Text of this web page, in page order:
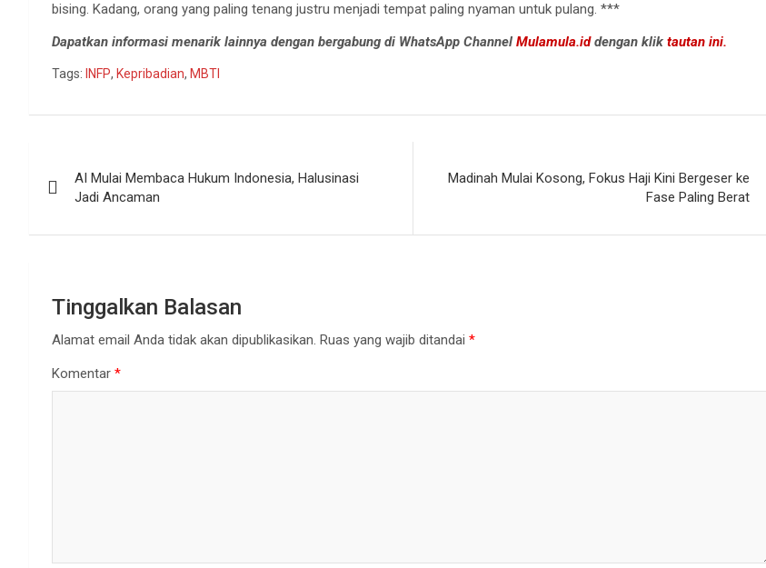
bising. Kadang, orang yang paling tenang justru menjadi tempat paling nyaman untuk pulang. ***
Dapatkan informasi menarik lainnya dengan bergabung di WhatsApp Channel Mulamula.iddengan klik tautan ini.
Tags: INFP, Kepribadian, MBTI
pos
AI Mulai Membaca Hukum Indonesia, Halusinasi
Jadi Ancaman
Madinah Mulai Kosong, Fokus Haji Kini Bergeser ke
Fase Paling Berat
Tinggalkan Balasan
Alamat email Anda tidak akan dipublikasikan. Ruas yang wajib ditandai *
Komentar *